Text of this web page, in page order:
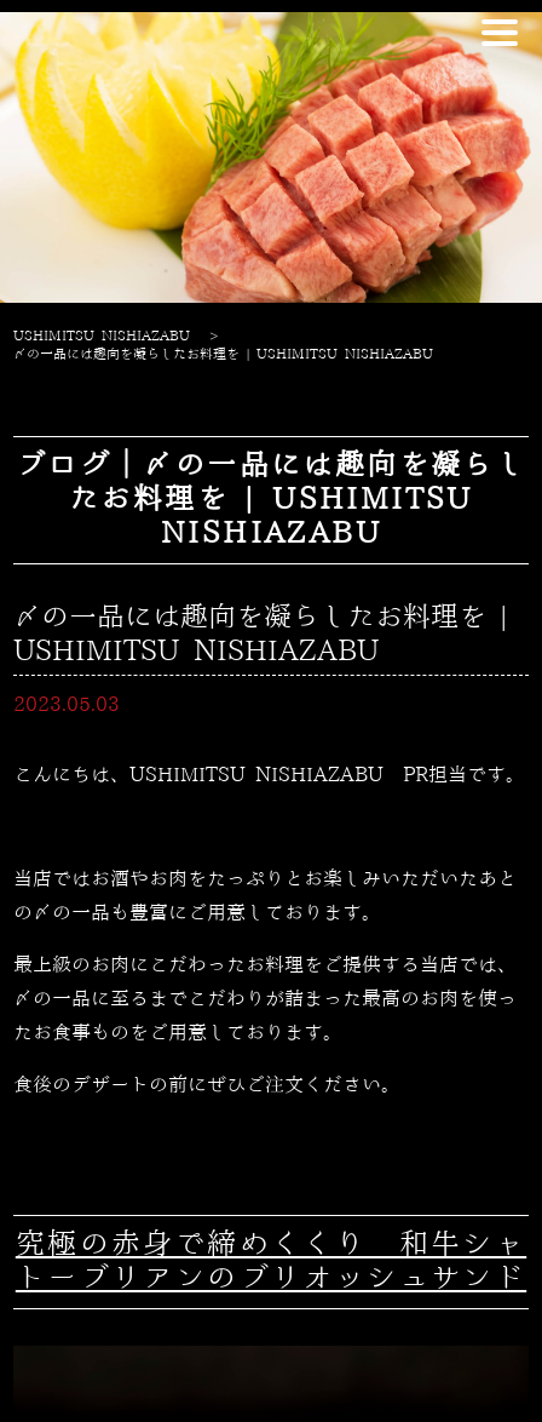
USHIMITSU NISHIAZABU
>
〆の一品には趣向を凝らしたお料理を | USHIMITSU NISHIAZABU
ブログ｜〆の一品には趣向を凝らし
たお料理を | USHIMITSU
NISHIAZABU
〆の一品には趣向を凝らしたお料理を |
USHIMITSU NISHIAZABU
2023.05.03
こんにちは、USHIMITSU NISHIAZABU PR担当です。
当店ではお酒やお肉をたっぷりとお楽しみいただいたあと
の〆の一品も豊富にご用意しております。
最上級のお肉にこだわったお料理をご提供する当店では、
〆の一品に至るまでこだわりが詰まった最高のお肉を使っ
たお食事ものをご用意しております。
食後のデザートの前にぜひご注文ください。
究極の赤身で締めくくり 和牛シャ
トーブリアンのブリオッシュサンド